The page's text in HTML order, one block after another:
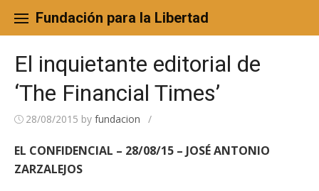
content
Fundación para la Libertad
El inquietante editorial de
‘The Financial Times’
28/08/2015 by fundacion /
EL CONFIDENCIAL – 28/08/15 – JOSÉ ANTONIO
ZARZALEJOS